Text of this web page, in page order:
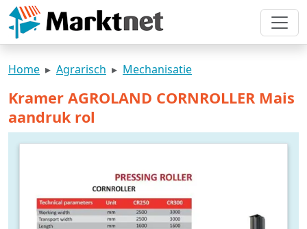
Home Agrarisch Mechanisatie
Kramer AGROLAND CORNROLLER Mais
aandruk rol